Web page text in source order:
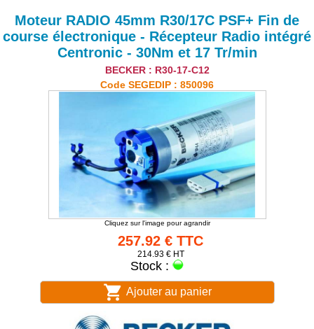
Moteur RADIO 45mm R30/17C PSF+ Fin de
course électronique - Récepteur Radio intégré
Centronic - 30Nm et 17 Tr/min
BECKER : R30-17-C12
Code SEGEDIP : 850096
Cliquez sur l'image pour agrandir
257.92 € TTC
214.93 € HT
Stock :
Ajouter au panier